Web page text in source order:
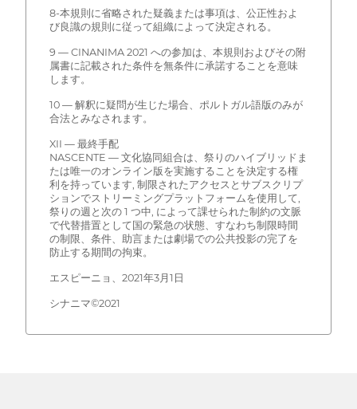
8-本規則に省略された疑義または事項は、公正性およ
び良識の規則に従って組織によって決定される。
9 — CINANIMA 2021 への参加は、本規則およびその附
属書に記載された条件を無条件に承諾することを意味
します。
10 — 解釈に疑問が生じた場合、ポルトガル語版のみが
合法とみなされます。
XII — 最終手配
NASCENTE — 文化協同組合は、祭りのハイブリッドま
たは唯一のオンライン版を実施することを決定する権
利を持っています, 制限されたアクセスとサブスクリプ
ションでストリーミングプラットフォームを使用して,
祭りの週と次の 1 つ中, によって課せられた制約の文脈
で代替措置として国の緊急の状態、すなわち制限時間
の制限、条件、助言または劇場での公共投影の完了を
防止する期間の拘束。
エスピーニョ、2021年3月1日
シナニマ©2021